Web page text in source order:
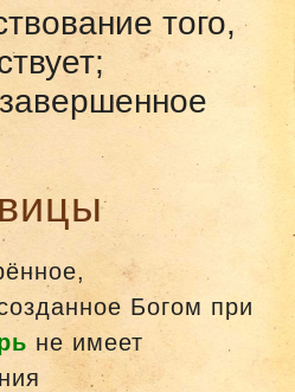
того,
Богом при
не имеет